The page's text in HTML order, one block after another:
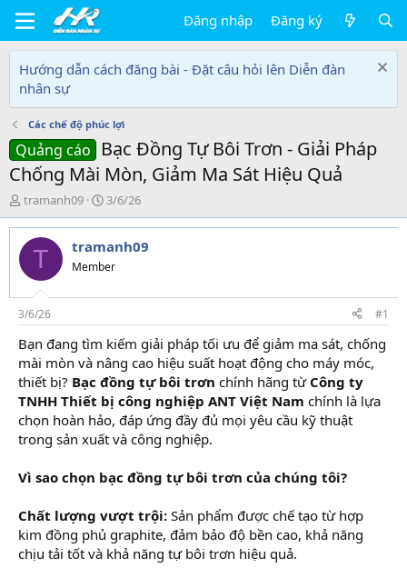
Đăng nhập Đăng ký
Hướng dẫn cách đăng bài - Đặt câu hỏi lên Diễn đàn
nhân sự
Các chế độ phúc lợi
Quảng cáo
Bạc Đồng Tự Bôi Trơn - Giải Pháp
Chống Mài Mòn, Giảm Ma Sát Hiệu Quả
T
h
r
e
d
s
t
a
r
t
e
r
tramanh09
N
g
à
y
g
i
3/6/26
T tramanh09
Member
3/6/26 #1
Bạn đang tìm kiếm giải pháp tối ưu để giảm ma sát, chống
mài mòn và nâng cao hiệu suất hoạt động cho máy móc,
thiết bị? Bạc đồng tự bôi trơn chính hãng từ Công ty
TNHH Thiết bị công nghiệp ANT Việt Nam chính là lựa
chọn hoàn hảo, đáp ứng đầy đủ mọi yêu cầu kỹ thuật
trong sản xuất và công nghiệp.
Vì sao chọn bạc đồng tự bôi trơn của chúng tôi?
Chất lượng vượt trội: Sản phẩm được chế tạo từ hợp
kim đồng phủ graphite, đảm bảo độ bền cao, khả năng
chịu tải tốt và khả năng tự bôi trơn hiệu quả.